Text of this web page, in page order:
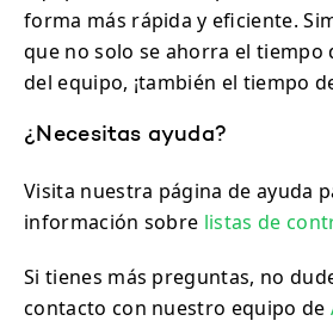
forma más rápida y eficiente.
que no solo se ahorra el tiempo
del equipo, ¡también el tiempo
¿Necesitas ayuda?
Visita nuestra página de ayuda
información sobre listas de
Si tienes más preguntas, no
contacto con nuestro equipo de